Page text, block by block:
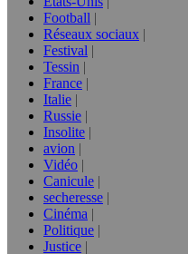
Football
Réseaux sociaux
Festival
Tessin
France
Italie
Russie
Insolite
avion
Vidéo
Canicule
secheresse
Cinéma
Politique
Justice